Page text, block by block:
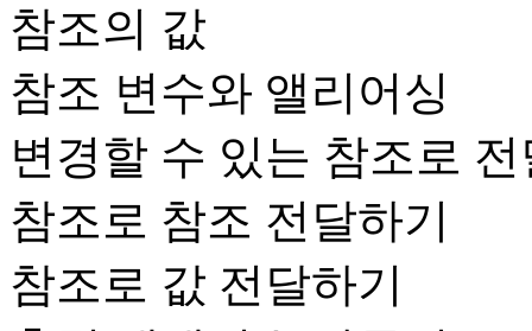
참조의 값
참조 변수와 앨리어싱
변경할 수 있는 참조로
참조로 참조 전달하기
참조로 값 전달하기